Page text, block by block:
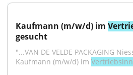
Kaufmann (m/w/d) im
gesucht
"...VAN DE VELDE PACKAGING
Kaufmann (m/w/d) im